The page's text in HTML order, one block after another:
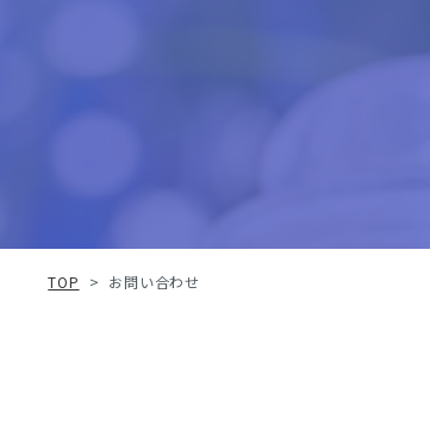
TOP > お問い合わせ